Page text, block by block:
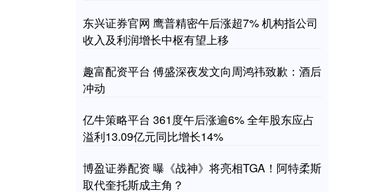
东兴证券官网 鹰普精密午后涨超7% 机构指公司
收入及利润增长中枢有望上移
趣富配资平台 傅盛深夜发文向周鸿祎致歉：酒后
冲动
亿牛策略平台 361度午后涨逾6% 全年股东应占
溢利13.09亿元同比增长14%
博盈证券配资 曝《战神》将亮相TGA！阿特柔斯
取代奎托斯成主角？